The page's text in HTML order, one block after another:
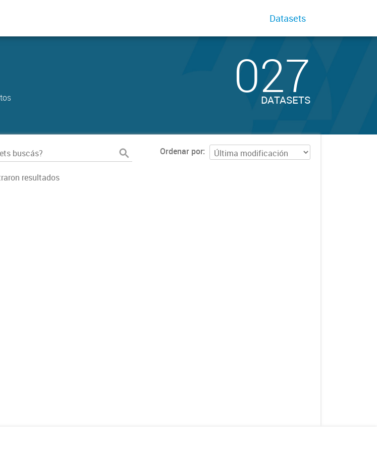
Datasets
027
DATASETS
Ordenar por
resultados